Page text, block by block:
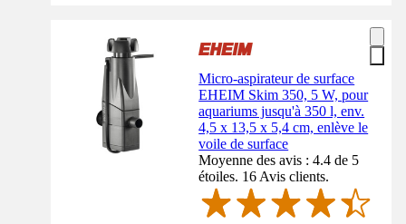
Micro-aspirateur de surface
EHEIM Skim 350, 5 W, pour
aquariums jusqu'à 350 l, env.
4,5 x 13,5 x 5,4 cm, enlève le
voile de surface
Moyenne des avis : 4.4 de 5
étoiles. 16 Avis clients.